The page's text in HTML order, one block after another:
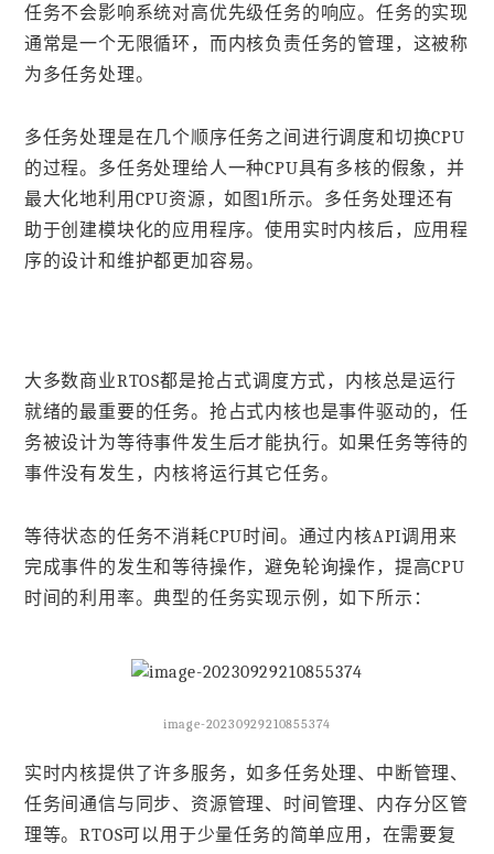
任务不会影响系统对高优先级任务的响应。任务的实现
通常是一个无限循环，而内核负责任务的管理，这被称
为多任务处理。
多任务处理是在几个顺序任务之间进行调度和切换CPU
的过程。多任务处理给人一种CPU具有多核的假象，并
最大化地利用CPU资源，如图1所示。多任务处理还有
助于创建模块化的应用程序。使用实时内核后，应用程
序的设计和维护都更加容易。
大多数商业RTOS都是抢占式调度方式，内核总是运行
就绪的最重要的任务。抢占式内核也是事件驱动的，任
务被设计为等待事件发生后才能执行。如果任务等待的
事件没有发生，内核将运行其它任务。
等待状态的任务不消耗CPU时间。通过内核API调用来
完成事件的发生和等待操作，避免轮询操作，提高CPU
时间的利用率。典型的任务实现示例，如下所示：
image-20230929210855374
实时内核提供了许多服务，如多任务处理、中断管理、
任务间通信与同步、资源管理、时间管理、内存分区管
理等。RTOS可以用于少量任务的简单应用，在需要复